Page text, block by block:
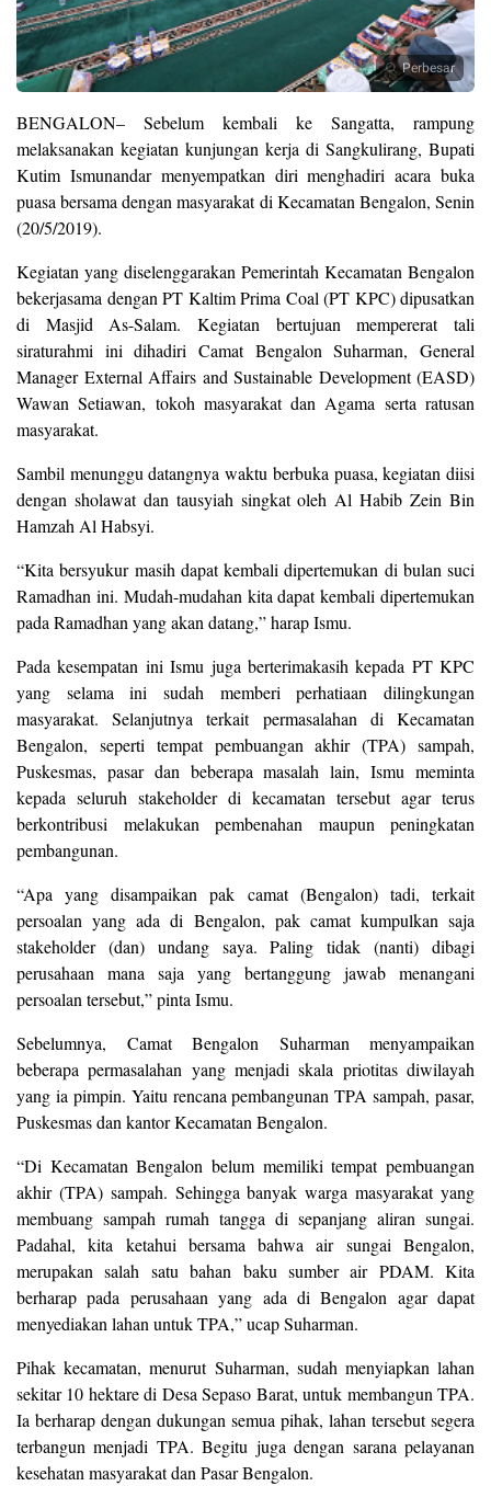
Perbesar
BENGALON– Sebelum kembali ke Sangatta, rampung
melaksanakan kegiatan kunjungan kerja di Sangkulirang, Bupati
Kutim Ismunandar menyempatkan diri menghadiri acara buka
puasa bersama dengan masyarakat di Kecamatan Bengalon, Senin
(20/5/2019).
Kegiatan yang diselenggarakan Pemerintah Kecamatan Bengalon
bekerjasama dengan PT Kaltim Prima Coal (PT KPC) dipusatkan
di Masjid As-Salam. Kegiatan bertujuan mempererat tali
siraturahmi ini dihadiri Camat Bengalon Suharman, General
Manager External Affairs and Sustainable Development (EASD)
Wawan Setiawan, tokoh masyarakat dan Agama serta ratusan
masyarakat.
Sambil menunggu datangnya waktu berbuka puasa, kegiatan diisi
dengan sholawat dan tausyiah singkat oleh Al Habib Zein Bin
Hamzah Al Habsyi.
“Kita bersyukur masih dapat kembali dipertemukan di bulan suci
Ramadhan ini. Mudah-mudahan kita dapat kembali dipertemukan
pada Ramadhan yang akan datang,” harap Ismu.
Pada kesempatan ini Ismu juga berterimakasih kepada PT KPC
yang selama ini sudah memberi perhatiaan dilingkungan
masyarakat. Selanjutnya terkait permasalahan di Kecamatan
Bengalon, seperti tempat pembuangan akhir (TPA) sampah,
Puskesmas, pasar dan beberapa masalah lain, Ismu meminta
kepada seluruh stakeholder di kecamatan tersebut agar terus
berkontribusi melakukan pembenahan maupun peningkatan
pembangunan.
“Apa yang disampaikan pak camat (Bengalon) tadi, terkait
persoalan yang ada di Bengalon, pak camat kumpulkan saja
stakeholder (dan) undang saya. Paling tidak (nanti) dibagi
perusahaan mana saja yang bertanggung jawab menangani
persoalan tersebut,” pinta Ismu.
Sebelumnya, Camat Bengalon Suharman menyampaikan
beberapa permasalahan yang menjadi skala priotitas diwilayah
yang ia pimpin. Yaitu rencana pembangunan TPA sampah, pasar,
Puskesmas dan kantor Kecamatan Bengalon.
“Di Kecamatan Bengalon belum memiliki tempat pembuangan
akhir (TPA) sampah. Sehingga banyak warga masyarakat yang
membuang sampah rumah tangga di sepanjang aliran sungai.
Padahal, kita ketahui bersama bahwa air sungai Bengalon,
merupakan salah satu bahan baku sumber air PDAM. Kita
berharap pada perusahaan yang ada di Bengalon agar dapat
menyediakan lahan untuk TPA,” ucap Suharman.
Pihak kecamatan, menurut Suharman, sudah menyiapkan lahan
sekitar 10 hektare di Desa Sepaso Barat, untuk membangun TPA.
Ia berharap dengan dukungan semua pihak, lahan tersebut segera
terbangun menjadi TPA. Begitu juga dengan sarana pelayanan
kesehatan masyarakat dan Pasar Bengalon.